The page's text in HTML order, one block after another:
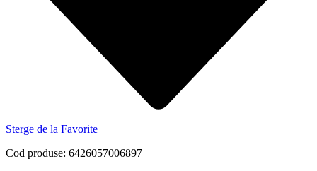
Sterge de la Favorite
Cod produse: 6426057006897